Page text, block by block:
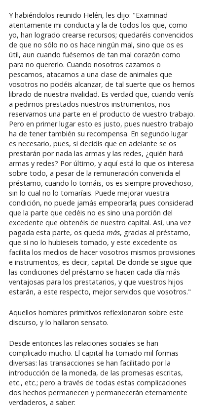
Y habiéndolos reunido Helén, les dijo: "Examinad
atentamente mi conducta y la de todos los que, como
yo, han logrado crearse recursos; quedaréis convencidos
de que no sólo no os hace ningún mal, sino que os es
útil, aun cuando fuésemos de tan mal corazón como
para no quererlo. Cuando nosotros cazamos o
pescamos, atacamos a una clase de animales que
vosotros no podéis alcanzar, de tal suerte que os hemos
librado de nuestra rivalidad. Es verdad que, cuando venís
a pedirnos prestados nuestros instrumentos, nos
reservamos una parte en el producto de vuestro trabajo.
Pero en primer lugar esto es justo, pues nuestro trabajo
ha de tener también su recompensa. En segundo lugar
es necesario, pues, si decidís que en adelante se os
prestarán por nada las armas y las redes, ¿quién hará
armas y redes? Por último, y aquí está lo que os interesa
sobre todo, a pesar de la remuneración convenida el
préstamo, cuando lo tomáis, os es siempre provechoso,
sin lo cual no lo tomaríais. Puede mejorar vuestra
condición, no puede jamás empeorarla; pues considerad
que la parte que cedéis no es sino una porción del
excedente que obtenéis de nuestro capital. Así, una vez
pagada esta parte, os queda más, gracias al préstamo,
que si no lo hubieseis tomado, y este excedente os
facilita los medios de hacer vosotros mismos provisiones
e instrumentos, es decir, capital. De donde se sigue que
las condiciones del préstamo se hacen cada día más
ventajosas para los prestatarios, y que vuestros hijos
estarán, a este respecto, mejor servidos que vosotros."
Aquellos hombres primitivos reflexionaron sobre este
discurso, y lo hallaron sensato.
Desde entonces las relaciones sociales se han
complicado mucho. El capital ha tomado mil formas
diversas: las transacciones se han facilitado por la
introducción de la moneda, de las promesas escritas,
etc., etc.; pero a través de todas estas complicaciones
dos hechos permanecen y permanecerán eternamente
verdaderos, a saber: